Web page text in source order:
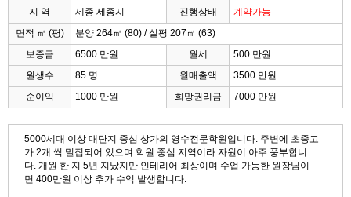
지 역
세종 세종시 진행상태
계약가능
면적 ㎡ (평)
분양 264㎡ (80) / 실평 207㎡ (63)
보증금
6500 만원 월세
500 만원
원생수
85 명 월매출액
3500 만원
순이익
1000 만원 희망권리금 7000 만원
5000세대 이상 대단지 중심 상가의 영수전문학원입니다. 주변에 초중고
가 2개 씩 밀집되어 있으며 학원 중심 지역이라 자원이 아주 풍부합니
다. 개원 한 지 5년 지났지만 인테리어 최상이며 수업 가능한 원장님이
면 400만원 이상 추가 수익 발생합니다.